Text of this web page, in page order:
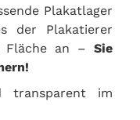
Plakatlager
der Plakatierer
Fläche an – Sie
transparent im